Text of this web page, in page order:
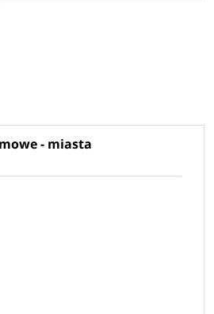
- miasta